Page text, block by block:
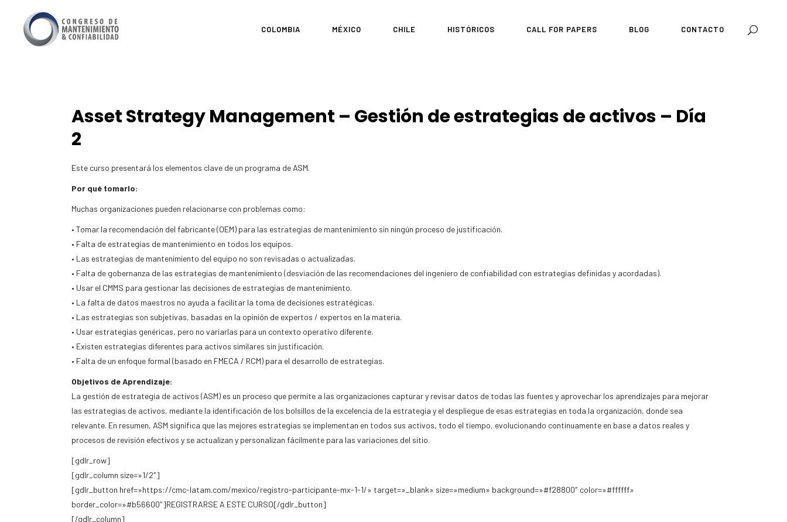
COLOMBIA MÉXICO CHILE HISTÓRICOS CALL FOR PAPERS BLOG CONTACTO
Asset Strategy Management – Gestión de estrategias de activos – Día
2
Este curso presentará los elementos clave de un programa de ASM.
Por qué tomarlo:
Muchas organizaciones pueden relacionarse con problemas como:
• Tomar la recomendación del fabricante (OEM) para las estrategias de mantenimiento sin ningún proceso de justificación.
• Falta de estrategias de mantenimiento en todos los equipos.
• Las estrategias de mantenimiento del equipo no son revisadas o actualizadas.
• Falta de gobernanza de las estrategias de mantenimiento (desviación de las recomendaciones del ingeniero de confiabilidad con estrategias definidas y acordadas).
• Usar el CMMS para gestionar las decisiones de estrategias de mantenimiento.
• La falta de datos maestros no ayuda a facilitar la toma de decisiones estratégicas.
• Las estrategias son subjetivas, basadas en la opinión de expertos / expertos en la materia.
• Usar estrategias genéricas, pero no variarlas para un contexto operativo diferente.
• Existen estrategias diferentes para activos similares sin justificación.
• Falta de un enfoque formal (basado en FMECA / RCM) para el desarrollo de estrategias.
Objetivos de Aprendizaje:
La gestión de estrategia de activos (ASM) es un proceso que permite a las organizaciones capturar y revisar datos de todas las fuentes y aprovechar los aprendizajes para mejorar
las estrategias de activos, mediante la identificación de los bolsillos de la excelencia de la estrategia y el despliegue de esas estrategias en toda la organización, donde sea
relevante. En resumen, ASM significa que las mejores estrategias se implementan en todos sus activos, todo el tiempo, evolucionando continuamente en base a datos reales y
procesos de revisión efectivos y se actualizan y personalizan fácilmente para las variaciones del sitio.
[gdlr_row]
[gdlr_column size=»1/2″]
[gdlr_button href=»https://cmc-latam.com/mexico/registro-participante-mx-1-1/» target=»_blank» size=»medium» background=»#f28800″ color=»#ffffff»
border_color=»#b56600″]REGISTRARSE A ESTE CURSO[/gdlr_button]
[/gdlr_column]